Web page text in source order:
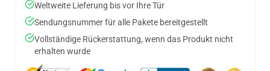
Weltweite Lieferung bis vor Ihre Tür
Sendungsnummer für alle Pakete bereitgestellt
Vollständige Rückerstattung, wenn das Produkt nicht
erhalten wurde